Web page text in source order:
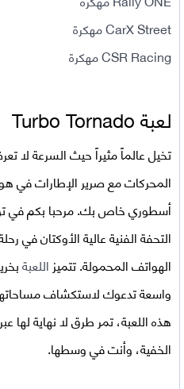
CarX Street مهكرة
CSR Racing مهكرة
لعبةTurbo Tornado
تخيل عالماً مثيراً حيث السرعة لا
المحركات مع صرير الإطارات في
أسطوري خاص بك. مرحبا بكم في
التحفة الفنية عالية الأوكتان في
الهواتف المحمولة. تتميزاللعبة
واسعة تدعوك لاستكشاف
هذه اللعبة، تمر طرق لا نهاية لها
الخفية، وأنت في وسطها.